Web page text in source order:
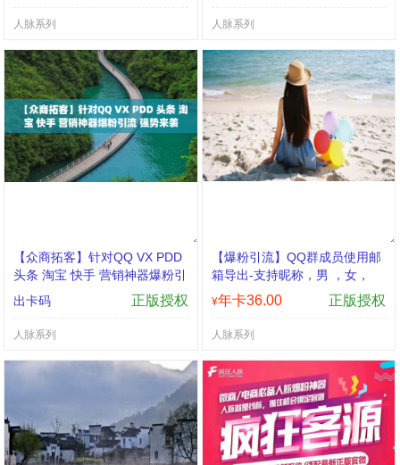
人脉系列
疯狂团队荣誉出品
人脉系列
【众商拓客】针对QQ VX PDD
头条 淘宝 快手 营销神器爆粉引
流 强势来袭
出卡码 正版授权
人脉系列
【爆粉引流】QQ群成员使用邮
箱导出-支持昵称，男 ，女，
¥年卡36.00 正版授权
人脉系列